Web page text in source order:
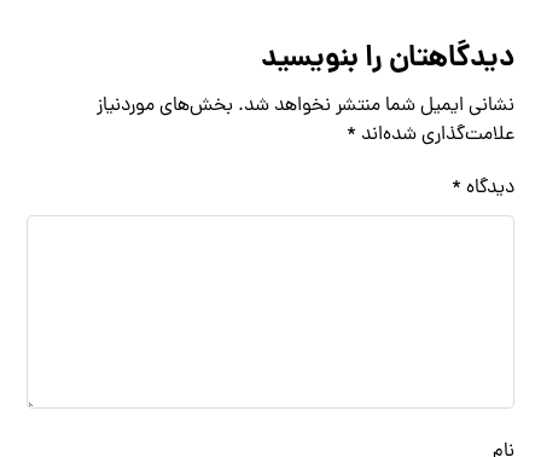
دیدگاهتان را بنویسید
نشانی ایمیل شما منتشر نخواهد شد. بخش‌های موردنیاز
علامت‌گذاری شده‌اند *
دیدگاه *